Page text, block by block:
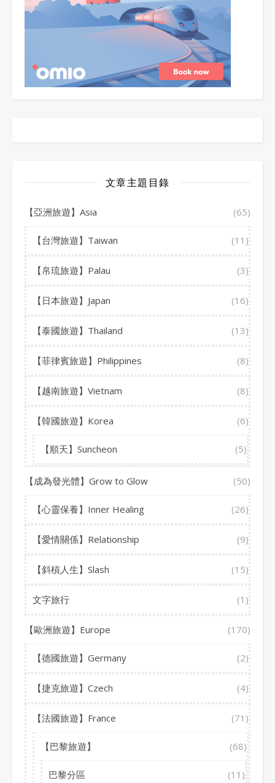
文章主題目錄
【亞洲旅遊】Asia (65)
【台灣旅遊】Taiwan (11)
【帛琉旅遊】Palau (3)
【日本旅遊】Japan (16)
【泰國旅遊】Thailand (13)
【菲律賓旅遊】Philippines (8)
【越南旅遊】Vietnam (8)
【韓國旅遊】Korea (6)
【順天】Suncheon (5)
【成為發光體】Grow to Glow (50)
【心靈保養】Inner Healing (26)
【愛情關係】Relationship (9)
【斜槓人生】Slash (15)
文字旅行 (1)
【歐洲旅遊】Europe (170)
【德國旅遊】Germany (2)
【捷克旅遊】Czech (4)
【法國旅遊】France (71)
【巴黎旅遊】 (68)
巴黎分區 (11)